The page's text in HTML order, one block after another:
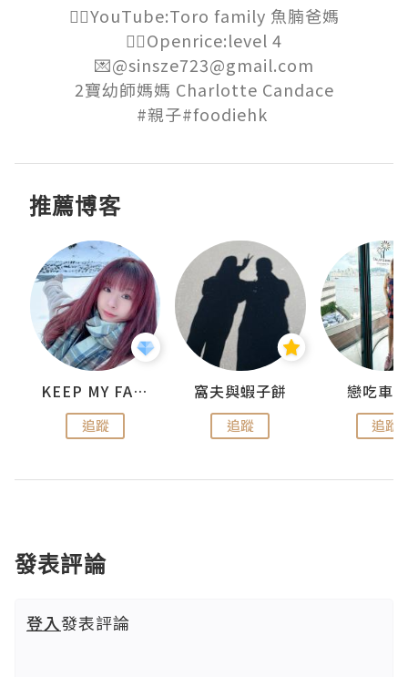
👉🏻YouTube:Toro family 魚腩爸媽
👉🏻Openrice:level 4
💌@sinsze723@gmail.com
2寶幼師媽媽 Charlotte Candace
#親子#foodiehk
推薦博客
KEEP MY FAITH
追蹤
窩夫與蝦子餅
追蹤
戀吃車
追蹤
發表評論
登入發表評論